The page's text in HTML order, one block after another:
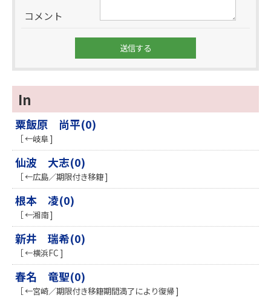
コメント
In
粟飯原 尚平(0)
［ ←岐阜 ]
仙波 大志(0)
［ ←広島／期限付き移籍 ]
根本 凌(0)
［ ←湘南 ]
新井 瑞希(0)
［ ←横浜FC ]
春名 竜聖(0)
［ ←宮崎／期限付き移籍期間満了により復帰 ]